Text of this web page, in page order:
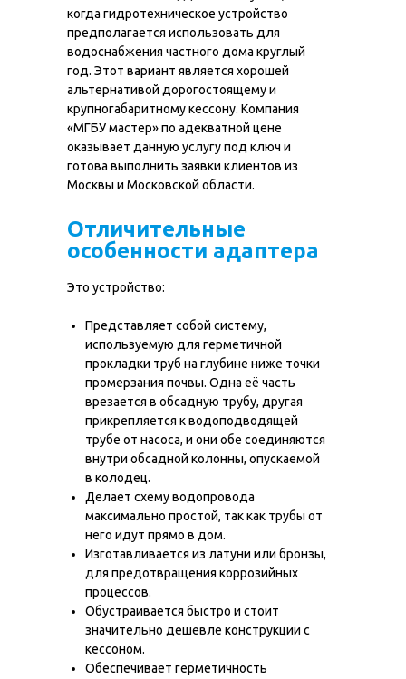
Отличительные
особенности адаптера
когда гидротехническое устройство
предполагается использовать для
водоснабжения частного дома круглый
год. Этот вариант является хорошей
альтернативой дорогостоящему и
крупногабаритному кессону. Компания
«МГБУ мастер» по адекватной цене
оказывает данную услугу под ключ и
готова выполнить заявки клиентов из
Москвы и Московской области.
Это устройство:
Представляет собой систему,
используемую для герметичной
прокладки труб на глубине ниже точки
промерзания почвы. Одна её часть
врезается в обсадную трубу, другая
прикрепляется к водоподводящей
трубе от насоса, и они обе соединяются
внутри обсадной колонны, опускаемой
в колодец.
Делает схему водопровода
максимально простой, так как трубы от
него идут прямо в дом.
Изготавливается из латуни или бронзы,
для предотвращения коррозийных
процессов.
Обустраивается быстро и стоит
значительно дешевле конструкции с
кессоном.
Обеспечивает герметичность